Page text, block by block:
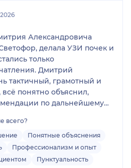
Александровича
делала УЗИ почек и
только
Дмитрий
тактичный, грамотный и
понятно объяснил,
по дальнейшему
обращаться к нему
всего?
Понятные объяснения
Профессионализм и опыт
Пунктуальность